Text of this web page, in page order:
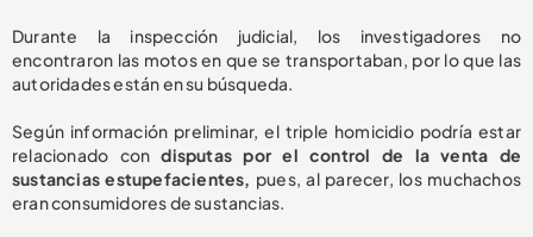
Durante la inspección judicial, los investigadores no
encontraron las motos en que se transportaban, por lo que las
autoridades están en su búsqueda.
Según información preliminar, el triple homicidio podría estar
relacionado condisputas por el control de la venta de
sustancias estupefacientes, pues, al parecer, los muchachos
eran consumidores de sustancias.